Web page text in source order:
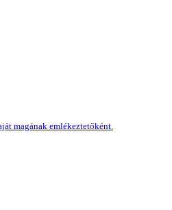
magának emlékeztetőként.